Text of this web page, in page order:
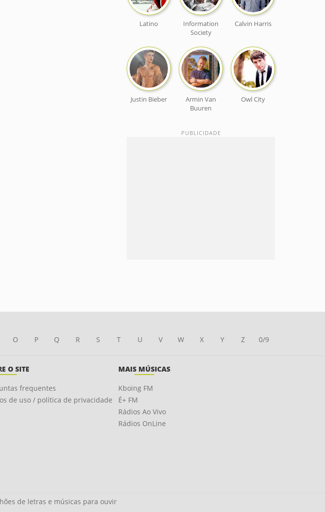
Latino
Information
Society
Calvin Harris
Justin Bieber
Armin Van
Buuren
Owl City
O P Q R S T U V W X Y Z 0/9
O SITE
frequentes
de uso / política de privacidade
MAIS MÚSICAS
Kboing FM
É+ FM
Rádios Ao Vivo
Rádios OnLine
de letras e músicas para ouvir